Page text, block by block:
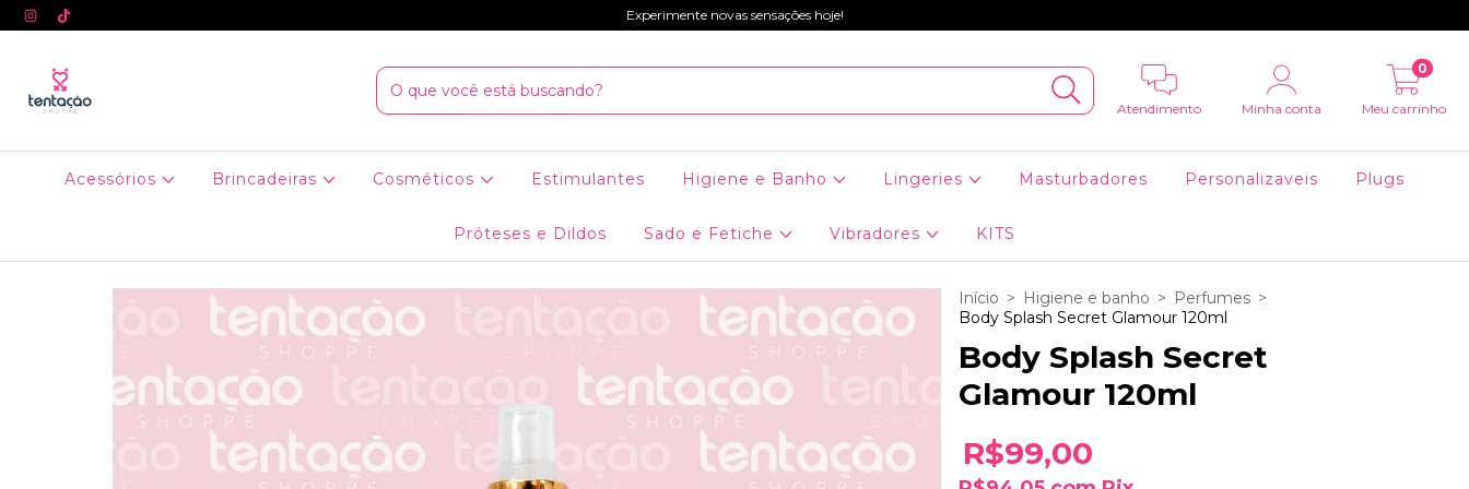
Experimente novas sensações hoje!
Atendimento Minha conta Meu carrinho
0
Acessórios Brincadeiras Cosméticos Estimulantes Higiene e Banho Lingeries Masturbadores Personalizaveis Plugs
Próteses e Dildos Sado e Fetiche Vibradores KITS
Início > Higiene e banho > Perfumes >
Body Splash Secret Glamour 120ml
Body Splash Secret
Glamour 120ml
R$99,00